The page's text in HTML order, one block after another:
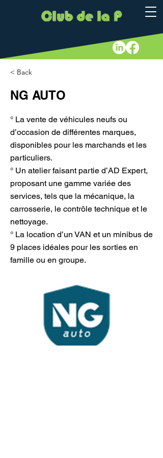
< Back
NG AUTO
° La vente de véhicules neufs ou
d’occasion de différentes marques,
disponibles pour les marchands et les
particuliers.
° Un atelier faisant partie d’AD Expert,
proposant une gamme variée des
services, tels que la mécanique, la
carrosserie, le contrôle technique et le
nettoyage.
° La location d’un VAN et un minibus de
9 places idéales pour les sorties en
famille ou en groupe.